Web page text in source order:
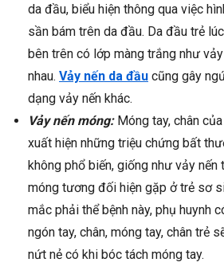
da đầu, biểu hiện thông qua việc
sần bám trên da đầu. Da đầu trẻ
bên trên có lớp màng trắng như
nhau. Vảy nến da đầu cũng gây
dạng vảy nến khác.
Vảy nến móng:Móng tay, chân
xuất hiện những triệu chứng bất
không phổ biến, giống như vảy nến
móng tương đối hiện gặp ở trẻ sơ
mắc phải thể bệnh này, phụ huynh
ngón tay, chân, móng tay, chân trẻ
nứt nẻ có khi bóc tách móng tay.